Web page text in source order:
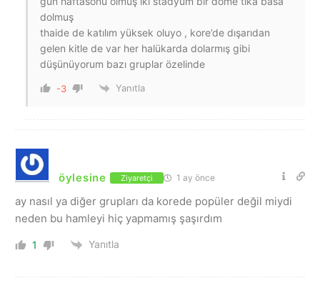
dolmuş
thaide de katılım yüksek oluyo , kore’de dışarıdan
gelen kitle de var her halükarda dolarmış gibi
düşünüyorum bazı gruplar özelinde
-3 Yanıtla
öylesine Ziyaretçi 1 ay önce
ay nasıl ya diğer grupları da korede popüler değil miydi
neden bu hamleyi hiç yapmamış şaşırdım
1 Yanıtla